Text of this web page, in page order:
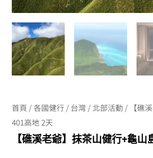
首頁 /各國健行 / 台灣 / 北部活動 / 【礁
401高地 2天
【礁溪老爺】抹茶山健行+龜